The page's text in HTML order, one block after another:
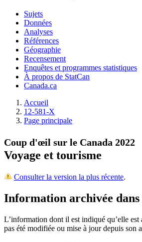
Sujets
Données
Analyses
Références
Géographie
Recensement
Enquêtes et programmes statistiques
À propos de StatCan
Canada.ca
Accueil
12-581-X
Page principale
Coup d'œil sur le Canada 2022
Voyage et tourisme
Consulter la version la plus récente.
Information archivée dans
L’information dont il est indiqué qu’elle est
pas été modifiée ou mise à jour depuis son